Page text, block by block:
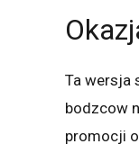
Ta wersja
bodzcow
promocji